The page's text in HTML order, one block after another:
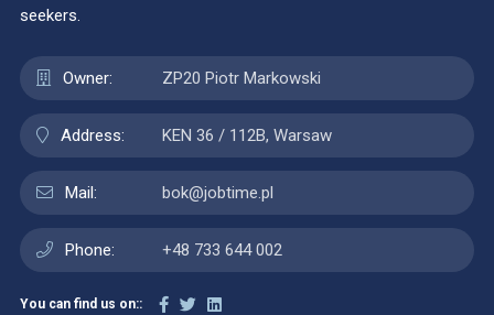
seekers.
Owner: ZP20 Piotr Markowski
Address: KEN 36 / 112B, Warsaw
Mail: bok@jobtime.pl
Phone: +48 733 644 002
You can find us on::